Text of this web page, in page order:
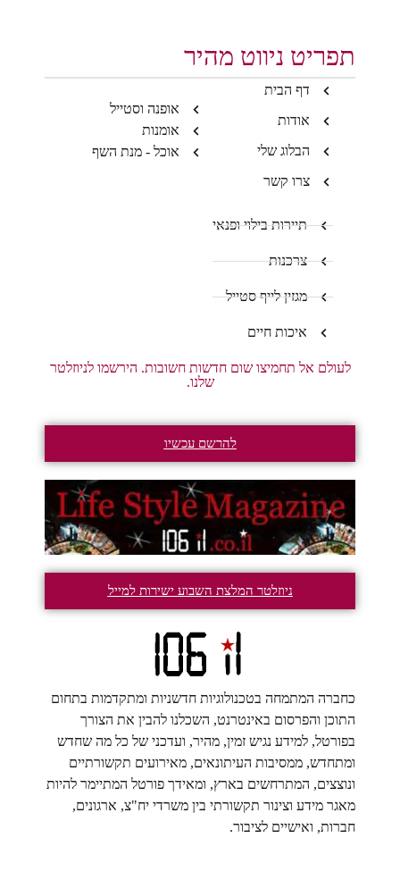
תפריט ניווט מהיר
דף הבית
אודות
הבלוג שלי
צרו קשר
אופנה וסטייל
אומנות
אוכל - מנת השף
תיירות בילוי ופנאי
צרכנות
מגזין לייף סטייל
איכות חיים
לעולם אל תחמיצו שום חדשות חשובות. הירשמו לניוזלטר
שלנו.
להרשם עכשיו
ניוזלטר המלצת השבוע ישירות למייל
כחברה המתמחה בטכנולוגיות חדשניות ומתקדמות בתחום
התוכן והפרסום באינטרנט, השכלנו להבין את הצורך
בפורטל, למידע נגיש זמין, מהיר, ועדכני של כל מה שחדש
ומתחדש, ממסיבות העיתונאים, מאירועים תקשורתיים
ונוצצים, המתרחשים בארץ, ומאידך פורטל המתיימר להיות
מאגר מידע וצינור תקשורתי בין משרדי יח"צ, ארגונים,
חברות, ואישיים לציבור.